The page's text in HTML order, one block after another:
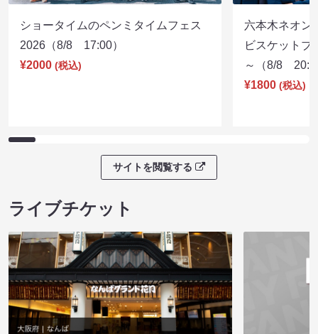
ショータイムのペンミタイムフェス
2026（8/8 17:00）
¥2000 (税込)
六本木ネオン
ビスケットブ
～（8/8
¥1800 (税込)
サイトを閲覧する
ライブチケット